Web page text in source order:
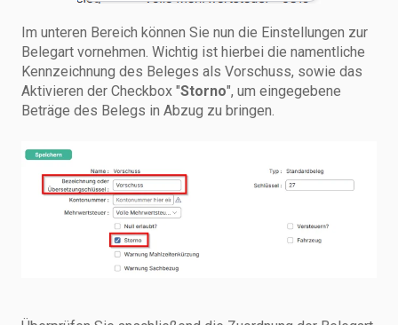
Im unteren Bereich können Sie nun die Einstellungen zur
Belegart vornehmen. Wichtig ist hierbei die namentliche
Kennzeichnung des Beleges als Vorschuss, sowie das
Aktivieren der Checkbox "Storno", um eingegebene
Beträge des Belegs in Abzug zu bringen.